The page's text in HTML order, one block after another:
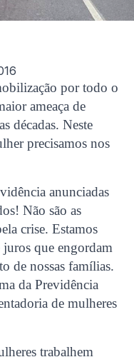
por todo o
ameaça de
décadas. Neste
precisamos nos
anunciadas
Não são as
crise. Estamos
juros que engordam
de nossas famílias.
da Previdência
de mulheres
trabalhem